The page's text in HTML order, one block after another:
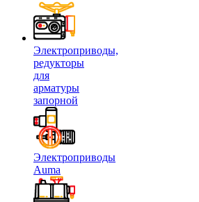
Электроприводы,
редукторы
для
арматуры
запорной
Электроприводы
Auma